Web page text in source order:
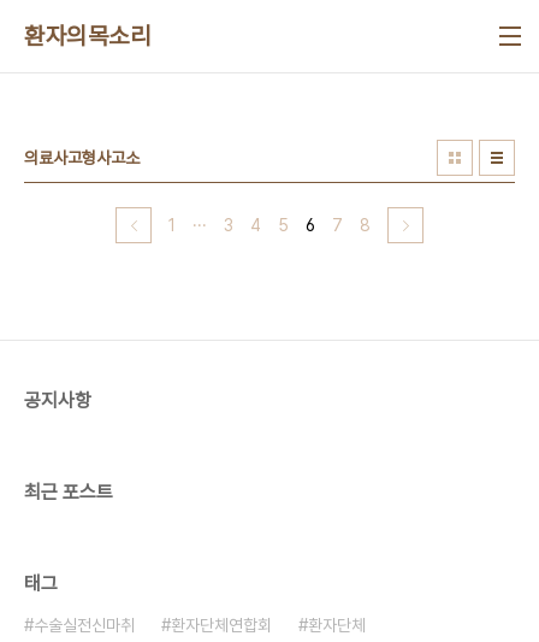
환자의목소리
의료사고형사고소
1 ··· 3 4 5 6 7 8
공지사항
최근 포스트
태그
수술실전신마취 환자단체연합회
환자단체